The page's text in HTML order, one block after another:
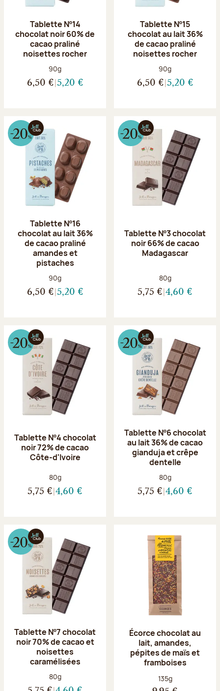
Tablette Nº14
chocolat noir 60% de
cacao praliné
noisettes rocher
Poids net :
90g
6,50 € 5,20 €
Tablette Nº15
chocolat au lait 36%
de cacao praliné
noisettes rocher
Poids net :
90g
6,50 € 5,20 €
Tablette Nº16
chocolat au lait 36%
de cacao praliné
amandes et
pistaches
Poids net :
90g
6,50 € 5,20 €
Tablette Nº3 chocolat
noir 66% de cacao
Madagascar
Poids net :
80g
5,75 € 4,60 €
Tablette Nº4 chocolat
noir 72% de cacao
Côte-d'Ivoire
Poids net :
80g
5,75 € 4,60 €
Tablette Nº6 chocolat
au lait 36% de cacao
gianduja et crêpe
dentelle
Poids net :
80g
5,75 € 4,60 €
Tablette Nº7 chocolat
noir 70% de cacao et
noisettes
caramélisées
Poids net :
80g
Écorce chocolat au
lait, amandes,
pépites de maïs et
framboises
Poids net :
135g